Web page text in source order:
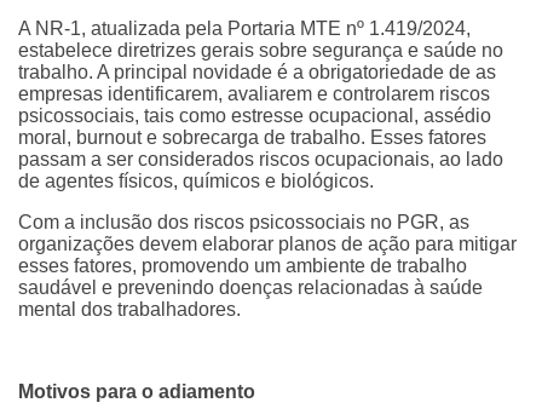
A NR-1, atualizada pela Portaria MTE nº 1.419/2024,
estabelece diretrizes gerais sobre segurança e saúde no
trabalho. A principal novidade é a obrigatoriedade de as
empresas identificarem, avaliarem e controlarem riscos
psicossociais, tais como estresse ocupacional, assédio
moral, burnout e sobrecarga de trabalho. Esses fatores
passam a ser considerados riscos ocupacionais, ao lado
de agentes físicos, químicos e biológicos.
Com a inclusão dos riscos psicossociais no PGR, as
organizações devem elaborar planos de ação para mitigar
esses fatores, promovendo um ambiente de trabalho
saudável e prevenindo doenças relacionadas à saúde
mental dos trabalhadores.
Motivos para o adiamento